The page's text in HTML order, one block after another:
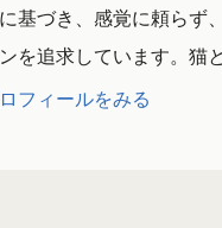
基づき、感覚に頼らず
を追求しています。猫
フィールをみる